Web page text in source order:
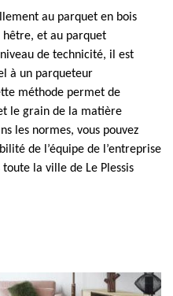
au parquet en bois
hêtre, et au parquet
de technicité, il est
à un parqueteur
méthode permet de
le grain de la matière
les normes, vous pouvez
de l’équipe de l’entreprise
la ville de Le Plessis